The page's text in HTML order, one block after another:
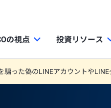
の視点 投資リソース
騙った偽のLINEアカウントや